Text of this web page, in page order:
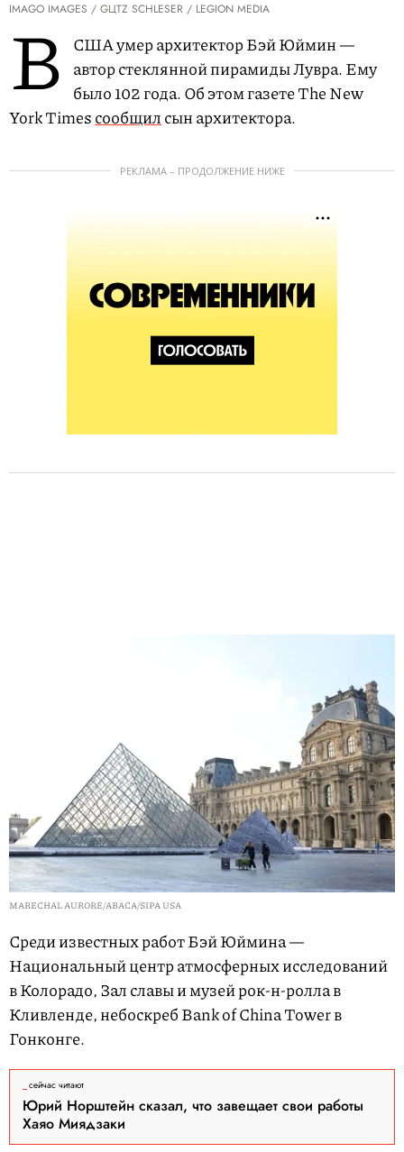
IMAGO IMAGES / GЦTZ SCHLESER / LEGION MEDIA
В
США умер архитектор Бэй Юймин —
автор стеклянной пирамиды Лувра. Ему
было 102 года. Об этом газете The New
York Timesсообщилсын архитектора.
РЕКЛАМА – ПРОДОЛЖЕНИЕ НИЖЕ
MARECHAL AURORE/ABACA/SIPA USA
Среди известных работ Бэй Юймина —
Национальный центр атмосферных исследований
в Колорадо, Зал славы и музей рок-н-ролла в
Кливленде, небоскреб Bank of China Tower в
Гонконге.
сейчас читают
Юрий Норштейн сказал, что завещает свои работы
Хаяо Миядзаки